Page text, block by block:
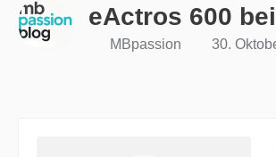
eActros 600
MBpassion 30.